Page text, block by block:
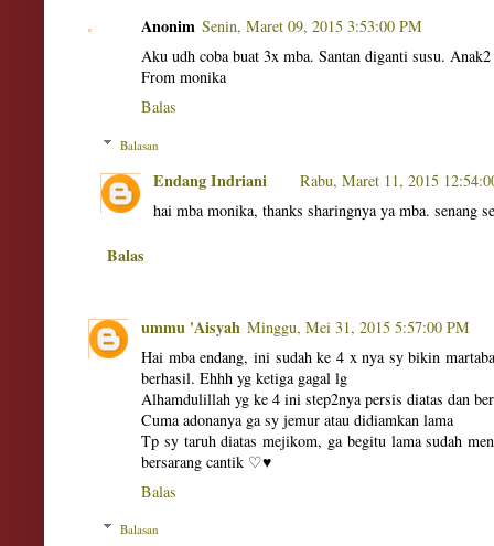
Anonim Senin, Maret 09, 2015 3:53:00 PM
Aku udh coba buat 3x mba. Santan diganti susu.
From monika
Balas
Balasan
Endang Indriani
Rabu, Maret 11, 2015
hai mba monika, thanks sharingnya ya mba. senang
Balas
ummu 'Aisyah Minggu, Mei 31, 2015 5:57:00 PM
Hai mba endang, ini sudah ke 4 x nya sy bikin
berhasil. Ehhh yg ketiga gagal lg
Alhamdulillah yg ke 4 ini step2nya persis diatas dan
Cuma adonanya ga sy jemur atau didiamkan lama
Tp sy taruh diatas mejikom, ga begitu lama sudah
bersarang cantik ♡♥
Balas
Balasan